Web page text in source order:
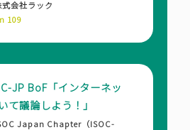
会社ラック
109
JP BoF「インターネッ
て議論しよう！」
Japan Chapter（ISOC-